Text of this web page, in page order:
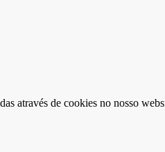
através de cookies no nosso